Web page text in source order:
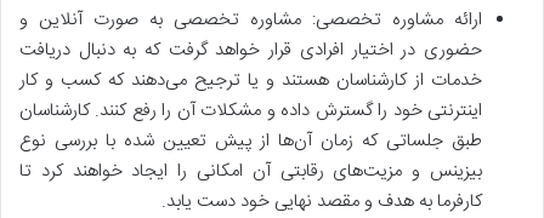
ارائه مشاوره تخصصی: مشاوره تخصصی به صورت آنلاین و
حضوری در اختیار افرادی قرار خواهد گرفت که به دنبال دریافت
خدمات از کارشناسان هستند و یا ترجیح می‌دهند که کسب و کار
اینترنتی خود را گسترش داده و مشکلات آن را رفع کنند. کارشناسان
طبق جلساتی که زمان آن‌ها از پیش تعیین شده با بررسی نوع
بیزینس و مزیت‌های رقابتی آن امکانی را ایجاد خواهند کرد تا
کارفرما به هدف و مقصد نهایی خود دست یابد.